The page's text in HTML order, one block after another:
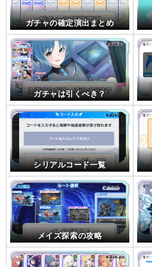
ガチャの確定演出まとめ
ガチャは引くべき？
シリアルコード一覧
メイズ探索の攻略